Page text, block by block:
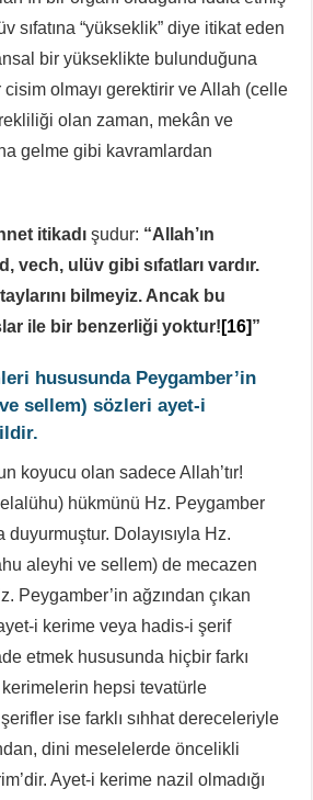
sıfatına “yükseklik” diye itikat eden
bir yükseklikte bulunduğuna
cisim olmayı gerektirir ve Allah (celle
olan zaman, mekân ve
gelme gibi kavramlardan
itikadı şudur: “Allah’ın
vech, ulüv gibi sıfatları vardır.
bilmeyiz. Ancak bu
ile bir benzerliği yoktur! [16]”
hususunda Peygamber’in
sellem) sözleri ayet-i
koyucu olan sadece Allah’tır!
hükmünü Hz. Peygamber
duyurmuştur. Dolayısıyla Hz.
aleyhi ve sellem) de mecazen
Peygamber’in ağzından çıkan
i kerime veya hadis-i şerif
etmek hususunda hiçbir farkı
hepsi tevatürle
ise farklı sıhhat dereceleriyle
dini meselelerde öncelikli
Ayet-i kerime nazil olmadığı